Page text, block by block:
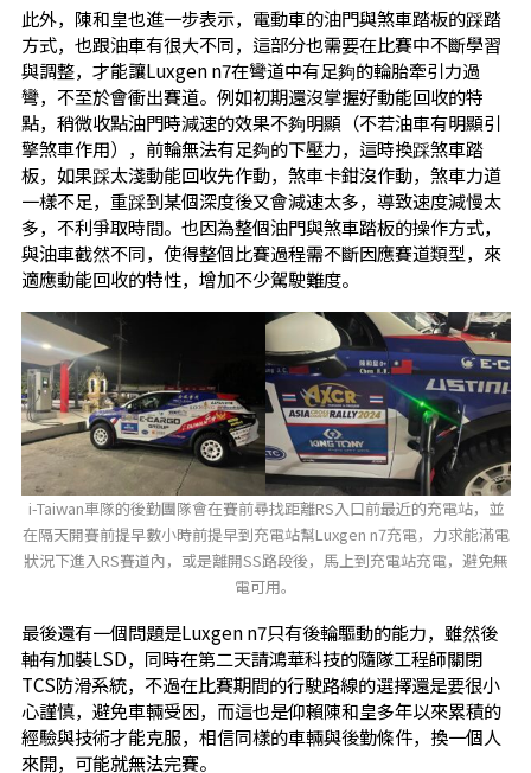
此外，陳和皇也進一步表示，電動車的油門與煞車踏板的踩踏
方式，也跟油車有很大不同，這部分也需要在比賽中不斷學習
與調整，才能讓Luxgen n7在彎道中有足夠的輪胎牽引力過
彎，不至於會衝出賽道。例如初期還沒掌握好動能回收的特
點，稍微收點油門時減速的效果不夠明顯（不若油車有明顯引
擎煞車作用），前輪無法有足夠的下壓力，這時換踩煞車踏
板，如果踩太淺動能回收先作動，煞車卡鉗沒作動，煞車力道
一樣不足，重踩到某個深度後又會減速太多，導致速度減慢太
多，不利爭取時間。也因為整個油門與煞車踏板的操作方式，
與油車截然不同，使得整個比賽過程需不斷因應賽道類型，來
適應動能回收的特性，增加不少駕駛難度。
i-Taiwan車隊的後勤團隊會在賽前尋找距離RS入口前最近的充電站，並
在隔天開賽前提早數小時前提早到充電站幫Luxgen n7充電，力求能滿電
狀況下進入RS賽道內，或是離開SS路段後，馬上到充電站充電，避免無
電可用。
最後還有一個問題是Luxgen n7只有後輪驅動的能力，雖然後
軸有加裝LSD，同時在第二天請鴻華科技的隨隊工程師關閉
TCS防滑系統，不過在比賽期間的行駛路線的選擇還是要很小
心謹慎，避免車輛受困，而這也是仰賴陳和皇多年以來累積的
經驗與技術才能克服，相信同樣的車輛與後勤條件，換一個人
來開，可能就無法完賽。